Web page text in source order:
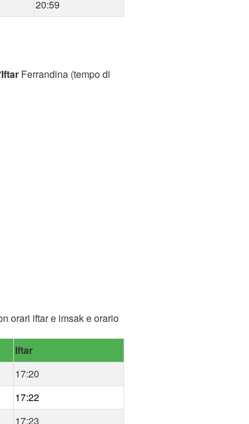
20:59
Iftar Ferrandina (tempo di
orari iftar e imsak e orario
Iftar
17:20
17:22
17:23